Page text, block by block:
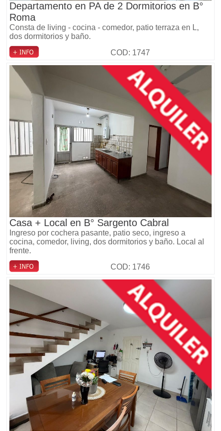
Departamento en PA de 2 Dormitorios en B°
Roma
Consta de living - cocina - comedor, patio terraza en L,
dos dormitorios y baño.
COD: 1747
Casa + Local en B° Sargento Cabral
Ingreso por cochera pasante, patio seco, ingreso a
cocina, comedor, living, dos dormitorios y baño. Local al
frente.
COD: 1746